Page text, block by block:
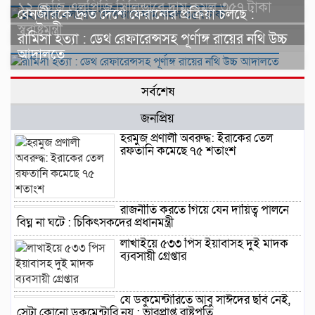
১২ কেজি এলপিজি সিলিন্ডারে দাম কমল ৩৫৭ টাকা
বেনজীরকে দ্রুত দেশে ফেরানোর প্রক্রিয়া চলছে :
স্বরাষ্ট্রমন্ত্রী
রামিসা হত্যা : ডেথ রেফারেন্সসহ পূর্ণাঙ্গ রায়ের নথি উচ্চ
আদালতে
সর্বশেষ
জনপ্রিয়
হরমুজ প্রণালী অবরুদ্ধ: ইরাকের তেল
রফতানি কমেছে ৭৫ শতাংশ
রাজনীতি করতে গিয়ে যেন দায়িত্ব পালনে
বিঘ্ন না ঘটে : চিকিৎসকদের প্রধানমন্ত্রী
লাখাইয়ে ৫৩৩ পিস ইয়াবাসহ দুই মাদক
ব্যবসায়ী গ্রেপ্তার
যে ডকুমেন্টারিতে আবু সাঈদের ছবি নেই,